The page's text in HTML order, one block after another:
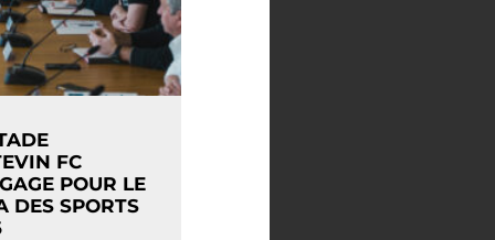
FC
POUR LE
DES SPORTS